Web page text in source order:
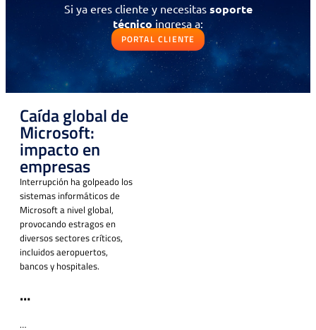
Si ya eres cliente y necesitassoporte
técnico ingresa a:
PORTAL CLIENTE
Caída global de
Microsoft:
impacto en
empresas
Interrupción ha golpeado los
sistemas informáticos de
Microsoft a nivel global,
provocando estragos en
diversos sectores críticos,
incluidos aeropuertos,
bancos y hospitales.
…
…
Solicitud de contacto
IR AL FORMULARIO
Contáctanos al
Selecciona la opción 3
Si ya eres cliente y necesitas
técnico ingresa a: